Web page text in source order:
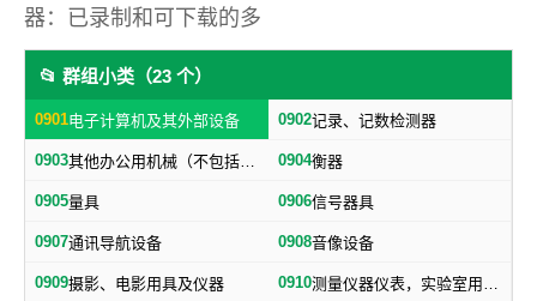
器：已录制和可下载的多
📂 群组小类（23 个）
0901电子计算机及其外部设备 0902记录、记数检测器
0903 其他办公用机械（不包括打字机、誉写机、油印机） 0904衡器
0905量具 0906信号器具
0907通讯导航设备 0908音像设备
0909摄影、电影用具及仪器 0910 测量仪器仪表，实验室用器具，电测量仪器，科学仪器